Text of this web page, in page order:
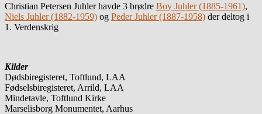
Christian Petersen Juhler havde 3 brødre Boy Juhler (1885-1961),
Niels Juhler (1882-1959) og Peder Juhler (1887-1958) der deltog i
1. Verdenskrig
Kilder
Dødsbiregisteret, Toftlund, LAA
Fødselsbiregisteret, Arrild, LAA
Mindetavle, Toftlund Kirke
Marselisborg Monumentet, Aarhus